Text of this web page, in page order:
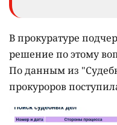
В прокуратуре
решение по этому
По данным из
прокуроров